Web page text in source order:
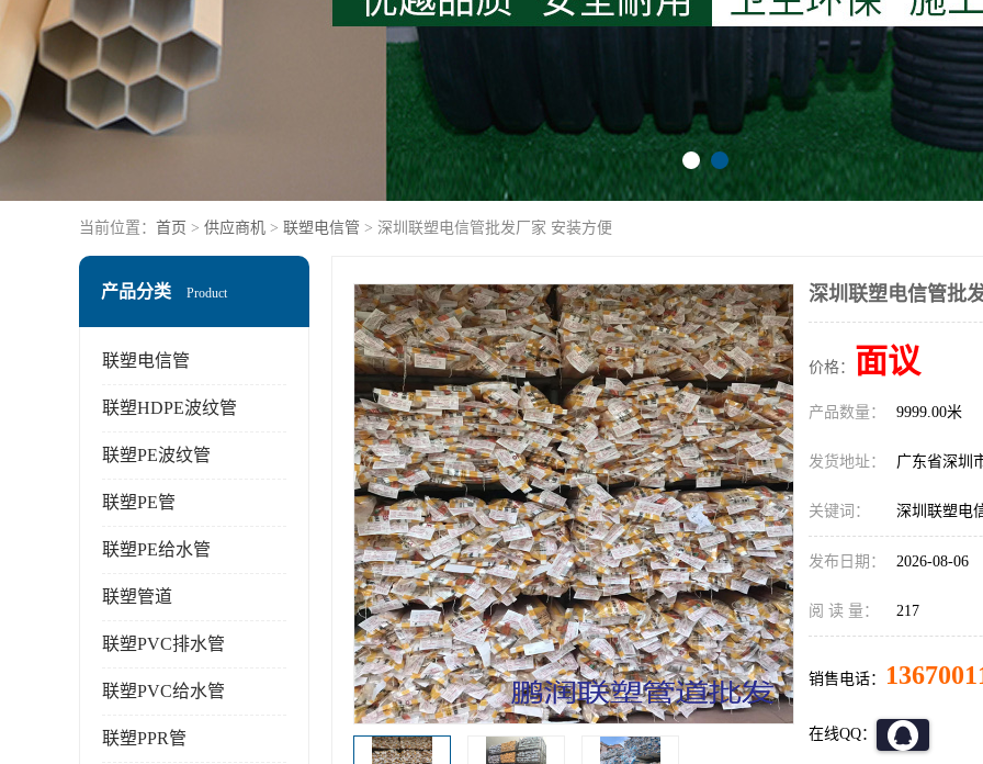
当前位置： 首页 > 供应商机 > 联塑电信管 > 深圳联塑电信管批发厂家 安装方便
产品分类 Product
联塑电信管
联塑HDPE波纹管
联塑PE波纹管
联塑PE管
联塑PE给水管
联塑管道
联塑PVC排水管
联塑PVC给水管
联塑PPR管
深圳联塑电信管批
价格： 面议
产品数量： 9999.00米
发货地址： 广东省深圳
关键词： 深圳联塑电
发布日期： 2026-08-06
阅 读 量： 217
销售电话：
在线QQ：